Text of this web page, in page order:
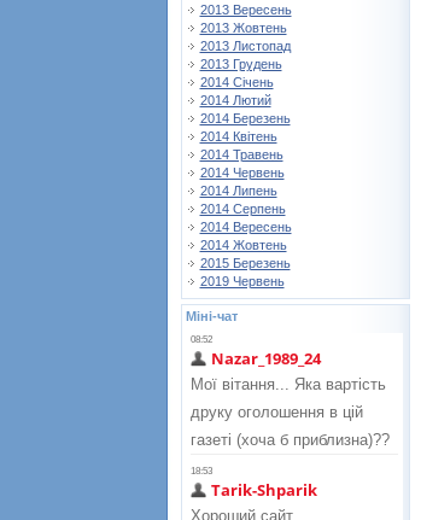
2013 Вересень
2013 Жовтень
2013 Листопад
2013 Грудень
2014 Січень
2014 Лютий
2014 Березень
2014 Квітень
2014 Травень
2014 Червень
2014 Липень
2014 Серпень
2014 Вересень
2014 Жовтень
2015 Березень
2019 Червень
Міні-чат